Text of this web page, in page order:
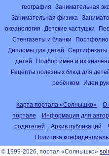
география
Занимательная
Занимательная физика
океанология
Детские частушки
Стенгазеты и бланки
Портфолио
Дипломы для детей
Сертификаты
детей
Подбор имён и их
Рецепты полезных блюд для
ребёнком
Идеи
Карта портала «Солнышко» О
портале
Информация для
родителей
Архив публикаций
Политика
© 1999-2026, портал «Солнышко»